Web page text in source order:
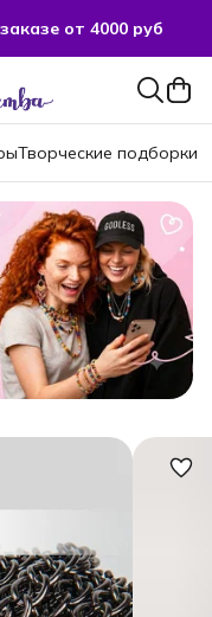
от 4000 руб
от 4000 руб
Творческие подборки